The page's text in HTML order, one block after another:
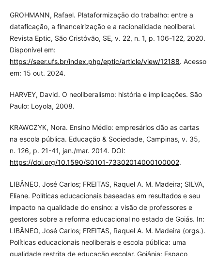
GROHMANN, Rafael. Plataformização do trabalho: entre a
dataficação, a financeirização e a racionalidade neoliberal.
Revista Eptic, São Cristóvão, SE, v. 22, n. 1, p. 106-122, 2020.
Disponível em:
https://seer.ufs.br/index.php/eptic/article/view/12188. Acesso
em: 15 out. 2024.
HARVEY, David. O neoliberalismo: história e implicações. São
Paulo: Loyola, 2008.
KRAWCZYK, Nora. Ensino Médio: empresários dão as cartas
na escola pública. Educação & Sociedade, Campinas, v. 35,
n. 126, p. 21-41, jan./mar. 2014. DOI:
https://doi.org/10.1590/S0101-73302014000100002.
LIBÂNEO, José Carlos; FREITAS, Raquel A. M. Madeira; SILVA,
Eliane. Políticas educacionais baseadas em resultados e seu
impacto na qualidade do ensino: a visão de professores e
gestores sobre a reforma educacional no estado de Goiás. In:
LIBÂNEO, José Carlos; FREITAS, Raquel A. M. Madeira (orgs.).
Políticas educacionais neoliberais e escola pública: uma
qualidade restrita de educação escolar. Goiânia: Espaço